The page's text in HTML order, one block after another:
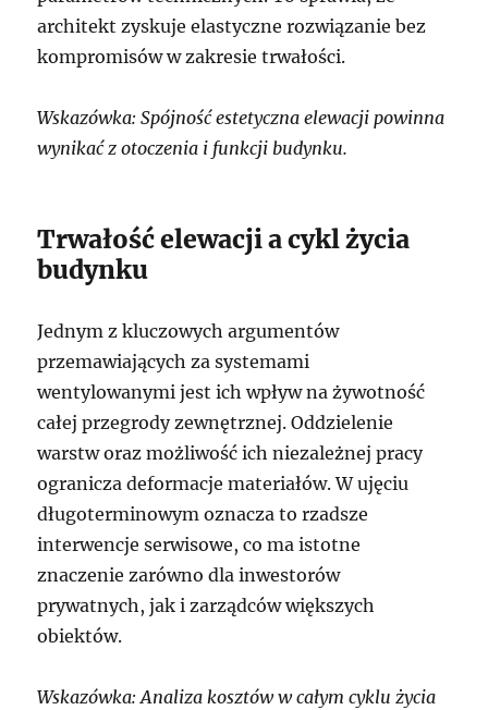
architekt zyskuje elastyczne rozwiązanie bez
kompromisów w zakresie trwałości.
Wskazówka: Spójność estetyczna elewacji powinna
wynikać z otoczenia i funkcji budynku.
Trwałość elewacji a cykl życia
budynku
Jednym z kluczowych argumentów
przemawiających za systemami
wentylowanymi jest ich wpływ na żywotność
całej przegrody zewnętrznej. Oddzielenie
warstw oraz możliwość ich niezależnej pracy
ogranicza deformacje materiałów. W ujęciu
długoterminowym oznacza to rzadsze
interwencje serwisowe, co ma istotne
znaczenie zarówno dla inwestorów
prywatnych, jak i zarządców większych
obiektów.
Wskazówka: Analiza kosztów w całym cyklu życia